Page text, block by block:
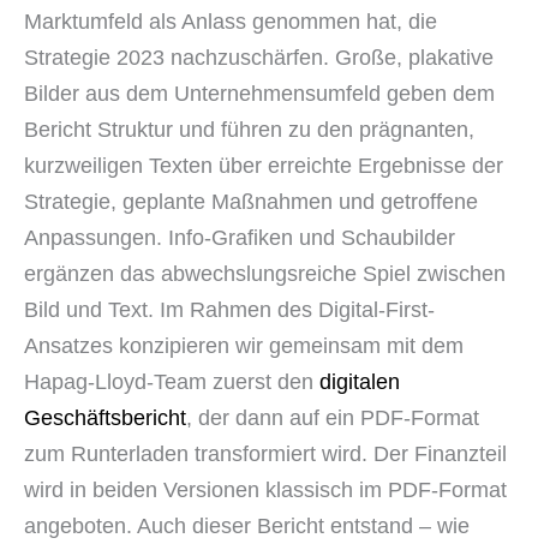
Marktumfeld als Anlass genommen hat, die
Strategie 2023 nachzuschärfen. Große, plakative
Bilder aus dem Unternehmensumfeld geben dem
Bericht Struktur und führen zu den prägnanten,
kurzweiligen Texten über erreichte Ergebnisse der
Strategie, geplante Maßnahmen und getroffene
Anpassungen. Info-Grafiken und Schaubilder
ergänzen das abwechslungsreiche Spiel zwischen
Bild und Text. Im Rahmen des Digital-First-
Ansatzes konzipieren wir gemeinsam mit dem
Hapag-Lloyd-Team zuerst den digitalen
Geschäftsbericht, der dann auf ein PDF-Format
zum Runterladen transformiert wird. Der Finanzteil
wird in beiden Versionen klassisch im PDF-Format
angeboten. Auch dieser Bericht entstand – wie